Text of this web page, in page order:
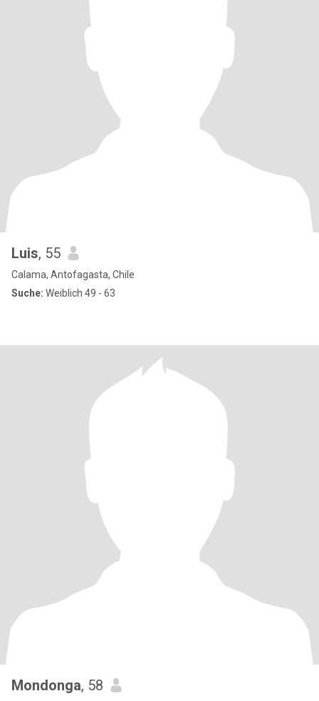
Luis, 55
Calama, Antofagasta, Chile
Suche: Weiblich 49 - 63
Mondonga, 58